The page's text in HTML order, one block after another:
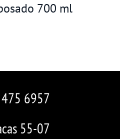
700 ml
6957
55-07